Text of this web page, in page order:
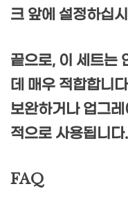
크 앞에 설정하십
끝으로, 이 세트는
데 매우 적합합니
보완하거나 업그
적으로 사용됩니다.
FAQ